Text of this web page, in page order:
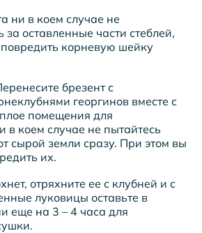
ни в коем случае не
оставленные части стеблей,
корневую шейку
брезент с
георгинов вместе с
помещения для
в коем случае не пытайтесь
сырой земли сразу. При этом вы
их.
отряхните ее с клубней и с
луковицы оставьте в
еще на 3 – 4 часа для